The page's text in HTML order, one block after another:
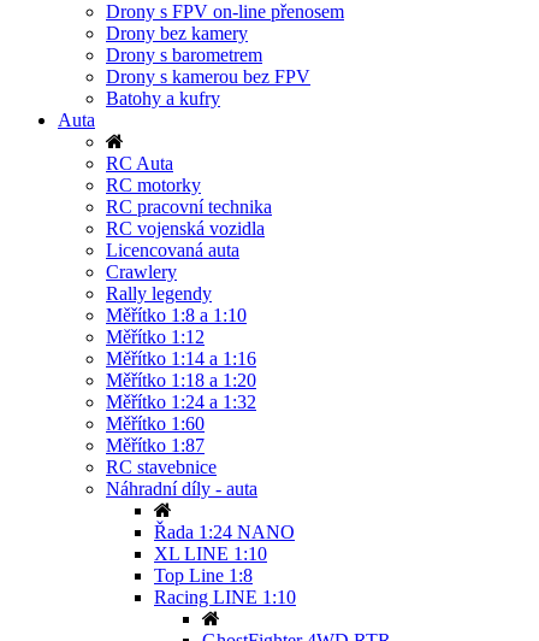
Drony s FPV on-line přenosem
Drony bez kamery
Drony s barometrem
Drony s kamerou bez FPV
Batohy a kufry
Auta
RC Auta
RC motorky
RC pracovní technika
RC vojenská vozidla
Licencovaná auta
Crawlery
Rally legendy
Měřítko 1:8 a 1:10
Měřítko 1:12
Měřítko 1:14 a 1:16
Měřítko 1:18 a 1:20
Měřítko 1:24 a 1:32
Měřítko 1:60
Měřítko 1:87
RC stavebnice
Náhradní díly - auta
Řada 1:24 NANO
XL LINE 1:10
Top Line 1:8
Racing LINE 1:10